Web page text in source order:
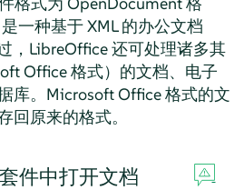
一种基于 XML 的办公文档
，LibreOffice 还可处理诸多其
Office 格式）的文档、电子
库。Microsoft Office 格式的文
回原来的格式。
件中打开文档